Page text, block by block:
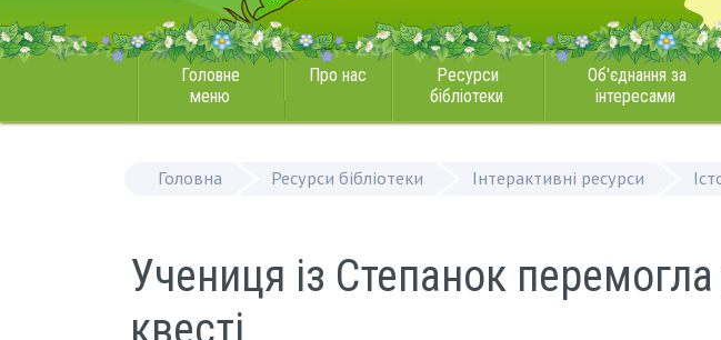
Головне
меню
Про нас
Ресурси
бібліотеки
Об'єднання за
інтересами
Головна Ресурси бібліотеки Інтерактивні ресурси
Учениця із Степанок
квесті